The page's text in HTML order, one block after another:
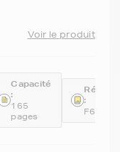
Voir le produit
Capacité
:
165
pages
: